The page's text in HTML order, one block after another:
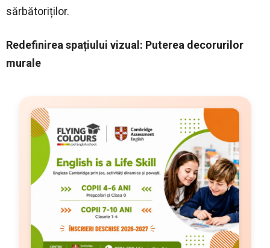
sărbătoriților.
Redefinirea spațiului vizual: Puterea decorurilor
murale